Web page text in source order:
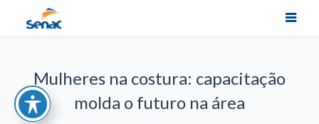
Mulheres na costura: capacitação
molda o futuro na área